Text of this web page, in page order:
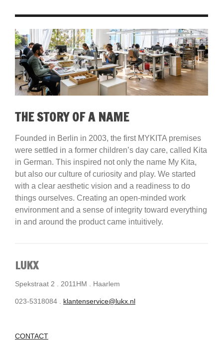
THE STORY OF A NAME
Founded in Berlin in 2003, the first MYKITA premises
were settled in a former children’s day care, called Kita
in German. This inspired not only the name My Kita,
but also our culture of curiosity and play. We started
with a clear aesthetic vision and a readiness to do
things ourselves. Creating an open-minded work
environment and a sense of integrity toward everything
in and around the product came intuitively.
LUKX
Spekstraat 2 . 2011HM . Haarlem
023-5318084 . klantenservice@lukx.nl
CONTACT